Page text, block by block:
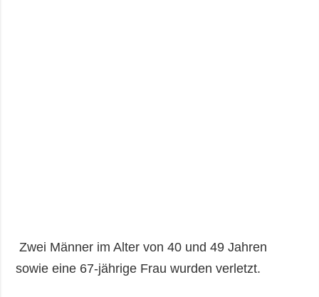
Zwei Männer im Alter von 40 und 49 Jahren
sowie eine 67-jährige Frau wurden verletzt.